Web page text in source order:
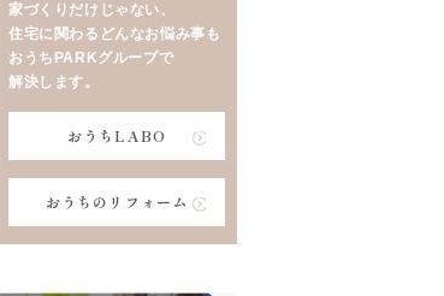
家づくりだけじゃない、
住宅に関わるどんなお悩み事も
おうちPARKグループで
解決します。
おうちLABO
おうちのリフォーム